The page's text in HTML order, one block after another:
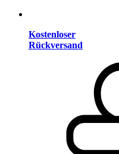
Kostenloser
Rückversand